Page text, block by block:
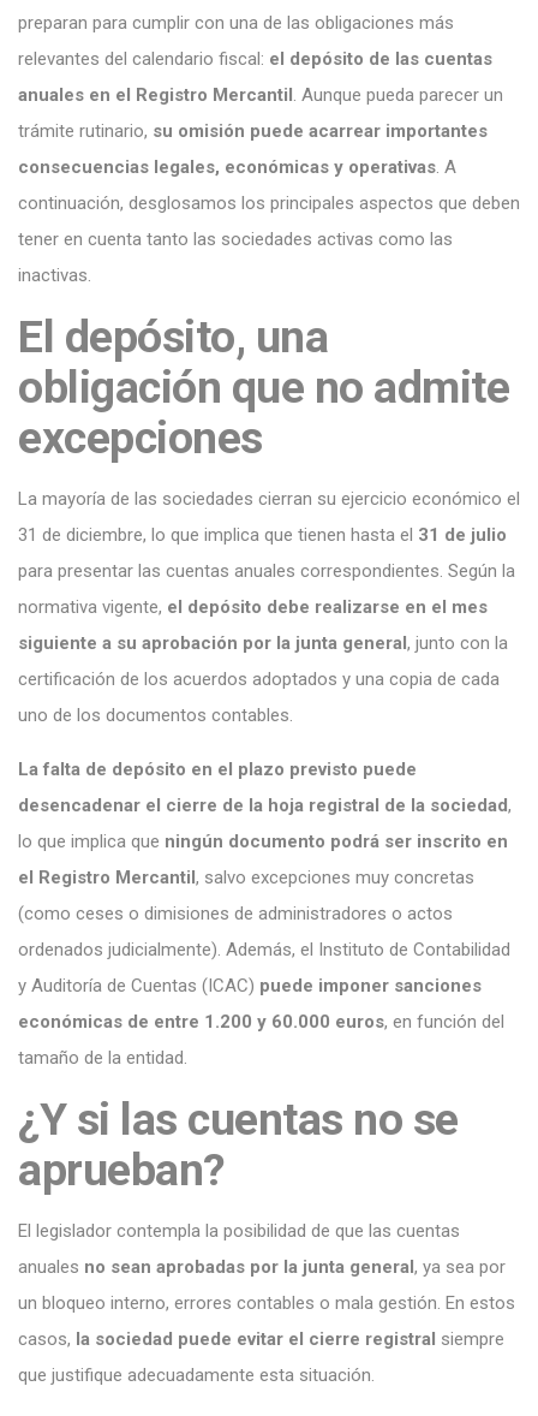
preparan para cumplir con una de las obligaciones más
relevantes del calendario fiscal: el depósito de las cuentas
anuales en el Registro Mercantil. Aunque pueda parecer un
trámite rutinario, su omisión puede acarrear importantes
consecuencias legales, económicas y operativas. A
continuación, desglosamos los principales aspectos que deben
tener en cuenta tanto las sociedades activas como las
inactivas.
El depósito, una
obligación que no admite
excepciones
La mayoría de las sociedades cierran su ejercicio económico el
31 de diciembre, lo que implica que tienen hasta el 31 de julio
para presentar las cuentas anuales correspondientes. Según la
normativa vigente, el depósito debe realizarse en el mes
siguiente a su aprobación por la junta general, junto con la
certificación de los acuerdos adoptados y una copia de cada
uno de los documentos contables.
La falta de depósito en el plazo previsto puede
desencadenar el cierre de la hoja registral de la sociedad,
lo que implica que ningún documento podrá ser inscrito en
el Registro Mercantil, salvo excepciones muy concretas
(como ceses o dimisiones de administradores o actos
ordenados judicialmente). Además, el Instituto de Contabilidad
y Auditoría de Cuentas (ICAC) puede imponer sanciones
económicas de entre 1.200 y 60.000 euros, en función del
tamaño de la entidad.
¿Y si las cuentas no se
aprueban?
El legislador contempla la posibilidad de que las cuentas
anuales no sean aprobadas por la junta general, ya sea por
un bloqueo interno, errores contables o mala gestión. En estos
casos, la sociedad puede evitar el cierre registral siempre
que justifique adecuadamente esta situación.